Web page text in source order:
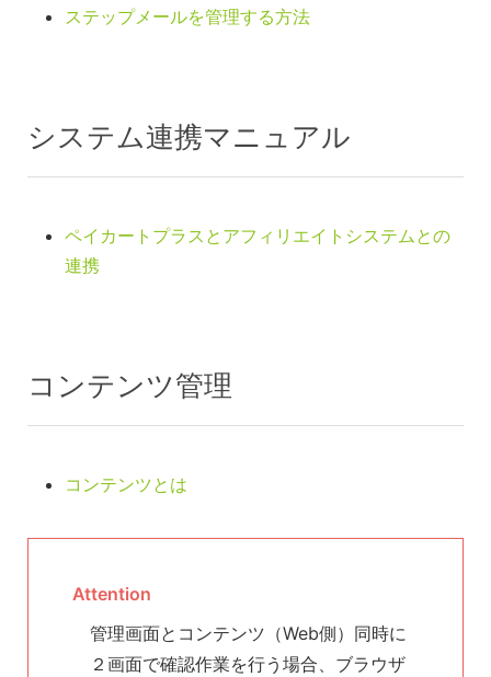
ステップメールを管理する方法
システム連携マニュアル
ペイカートプラスとアフィリエイトシステムとの
連携
コンテンツ管理
コンテンツとは
Attention
管理画面とコンテンツ（Web側）同時に
２画面で確認作業を行う場合、ブラウザ